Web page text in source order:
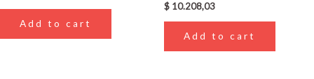
Add to cart
$ 10.208,03
Add to cart